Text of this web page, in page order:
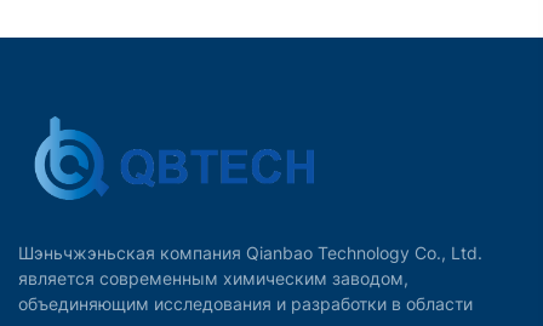
Шэньчжэньская компания Qianbao Technology Co., Ltd.
является современным химическим заводом,
объединяющим исследования и разработки в области